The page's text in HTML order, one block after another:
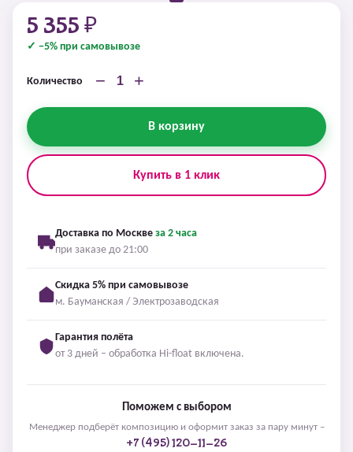
5 355 ₽
✓ −5% при самовывозе
Количество − +
В корзину
Купить в 1 клик
Доставка по Москве за 2 часа
при заказе до 21:00
Скидка 5% при самовывозе
м. Бауманская / Электрозаводская
Гарантия полёта
от 3 дней – обработка Hi-float включена.
Поможем с выбором
Менеджер подберёт композицию и оформит заказ за пару минут –
+7 (495) 120-11-26